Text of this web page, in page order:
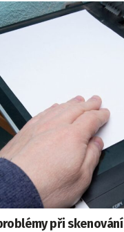
při